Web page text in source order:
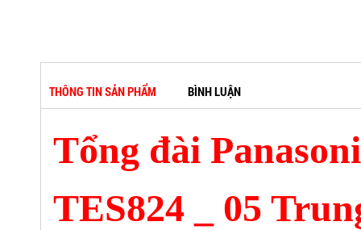
THÔNG TIN SẢN PHẨM BÌNH LUẬN
Tổng đài
TES824 _ 05